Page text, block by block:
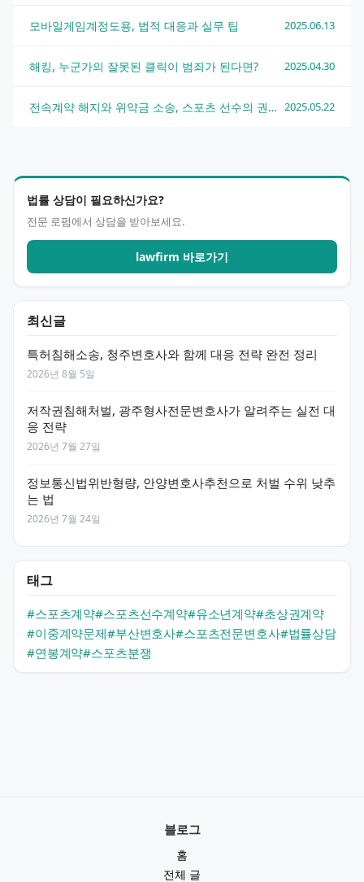
법률 상담이 필요하신가요?
전문 로펌에서 상담을 받아보세요.
lawfirm 바로가기
최신글
특허침해소송, 청주변호사와 함께 대응 전략 완전 정리
2026년 8월 5일
저작권침해처벌, 광주형사전문변호사가 알려주는 실전 대
응 전략
2026년 7월 27일
정보통신법위반형량, 안양변호사추천으로 처벌 수위 낮추
는 법
2026년 7월 24일
태그
#스포츠계약#스포츠선수계약#유소년계약#초상권계약
#이중계약문제#부산변호사#스포츠전문변호사#법률상담
#연봉계약#스포츠분쟁
모바일게임계정도용, 법적 대응과 실무 팁 2025.06.13
해킹, 누군가의 잘못된 클릭이 범죄가 된다면? 2025.04.30
전속계약 해지와 위약금 소송, 스포츠 선수의 권리를 지키는 법 2025.05.22
블로그
홈
전체 글